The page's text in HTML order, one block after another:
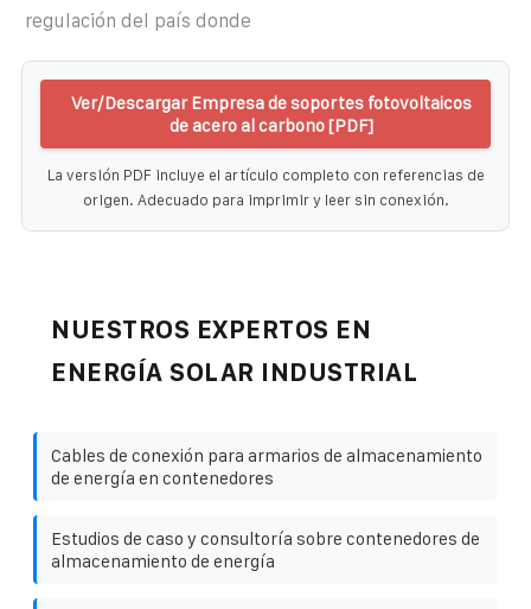
regulación del país donde
Ver/Descargar Empresa de soportes fotovoltaicos
de acero al carbono [PDF]
La versión PDF incluye el artículo completo con referencias de
origen. Adecuado para imprimir y leer sin conexión.
NUESTROS EXPERTOS EN
ENERGÍA SOLAR INDUSTRIAL
Cables de conexión para armarios de almacenamiento
de energía en contenedores
Estudios de caso y consultoría sobre contenedores de
almacenamiento de energía